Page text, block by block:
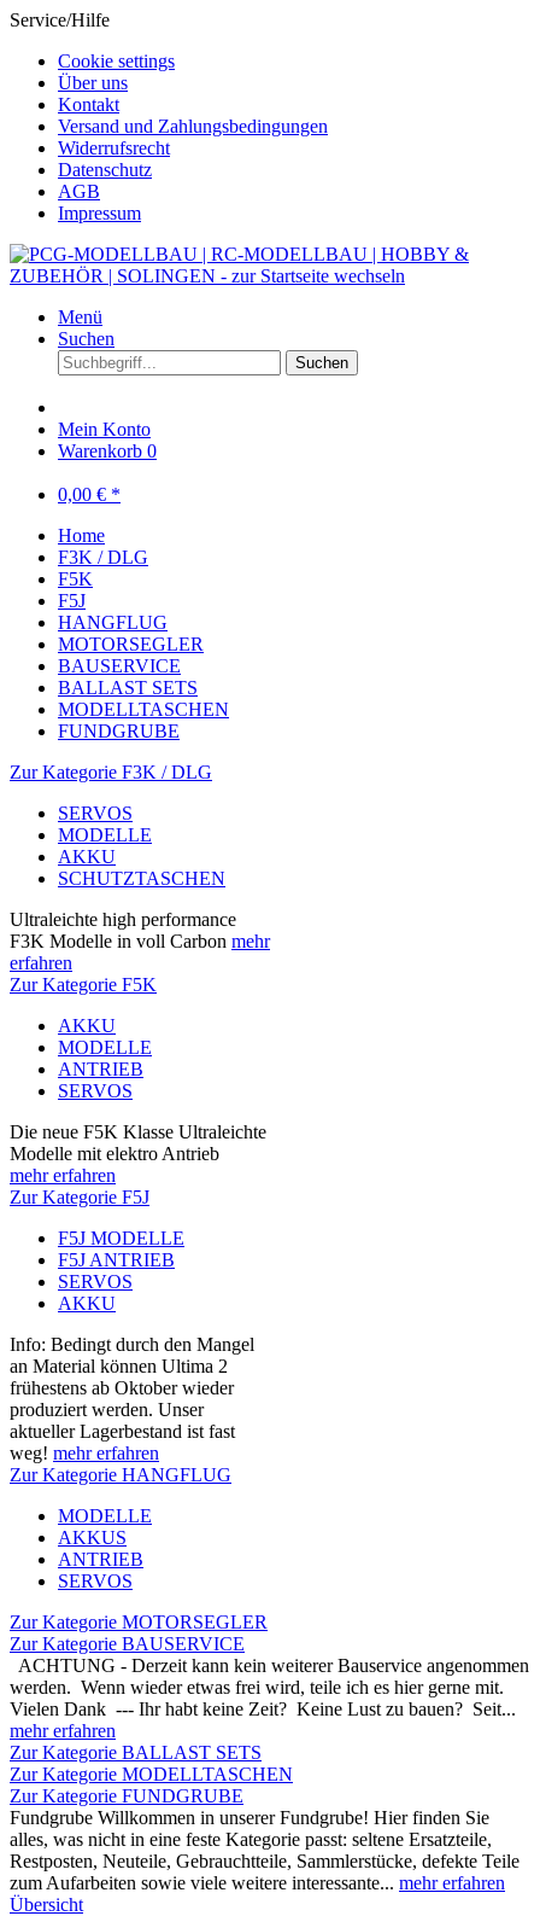
Service/Hilfe
Cookie settings
Über uns
Kontakt
Versand und Zahlungsbedingungen
Widerrufsrecht
Datenschutz
AGB
Impressum
Menü
Suchen
Suchen
Mein Konto
Warenkorb 0
0,00 € *
Home
F3K / DLG
F5K
F5J
HANGFLUG
MOTORSEGLER
BAUSERVICE
BALLAST SETS
MODELLTASCHEN
FUNDGRUBE
Zur Kategorie F3K / DLG
SERVOS
MODELLE
AKKU
SCHUTZTASCHEN
Ultraleichte high performance
F3K Modelle in voll Carbon mehr
erfahren
Zur Kategorie F5K
AKKU
MODELLE
ANTRIEB
SERVOS
Die neue F5K Klasse Ultraleichte
Modelle mit elektro Antrieb
mehr erfahren
Zur Kategorie F5J
F5J MODELLE
F5J ANTRIEB
SERVOS
AKKU
Info: Bedingt durch den Mangel
an Material können Ultima 2
frühestens ab Oktober wieder
produziert werden. Unser
aktueller Lagerbestand ist fast
weg! mehr erfahren
Zur Kategorie HANGFLUG
MODELLE
AKKUS
ANTRIEB
SERVOS
Zur Kategorie MOTORSEGLER
Zur Kategorie BAUSERVICE
ACHTUNG - Derzeit kann kein weiterer Bauservice angenommen
werden. Wenn wieder etwas frei wird, teile ich es hier gerne mit.
Vielen Dank --- Ihr habt keine Zeit? Keine Lust zu bauen? Seit...
mehr erfahren
Zur Kategorie BALLAST SETS
Zur Kategorie MODELLTASCHEN
Zur Kategorie FUNDGRUBE
Fundgrube Willkommen in unserer Fundgrube! Hier finden Sie
alles, was nicht in eine feste Kategorie passt: seltene Ersatzteile,
Restposten, Neuteile, Gebrauchtteile, Sammlerstücke, defekte Teile
zum Aufarbeiten sowie viele weitere interessante... mehr erfahren
Übersicht